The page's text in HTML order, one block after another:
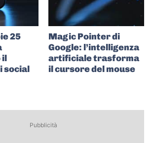
25
il
social
Magic Pointer di
Google: l’intelligenza
artificiale trasforma
il cursore del mouse
Pubblicità